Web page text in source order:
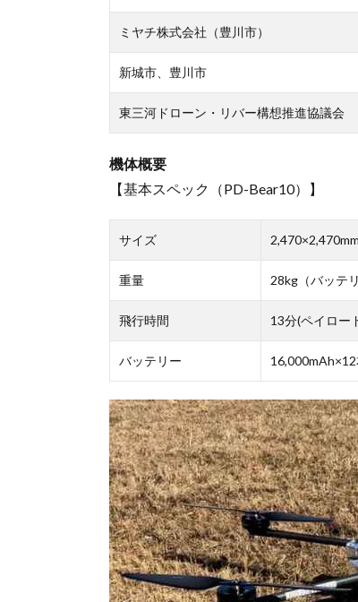
ミヤチ株式会社（豊川市）
新城市、豊川市
東三河ドローン・リバー構想推進協議会
機体概要
【基本スペック（PD-Bear10）】
サイズ
重量 28kg（バッテ
飛行時間 13分(ペイロー
バッテリー